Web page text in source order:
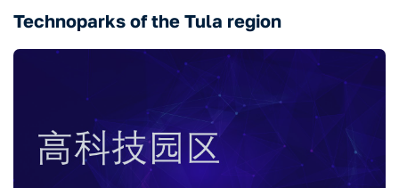
Technoparks of the Tula region